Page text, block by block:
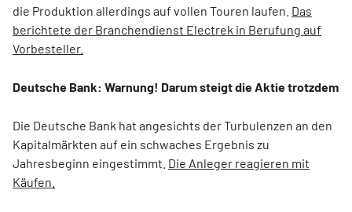
die Produktion allerdings auf vollen Touren laufen. Das
berichtete der Branchendienst Electrek in Berufung auf
Vorbesteller.
Deutsche Bank: Warnung! Darum steigt die Aktie trotzdem
Die Deutsche Bank hat angesichts der Turbulenzen an den
Kapitalmärkten auf ein schwaches Ergebnis zu
Jahresbeginn eingestimmt. Die Anleger reagieren mit
Käufen.